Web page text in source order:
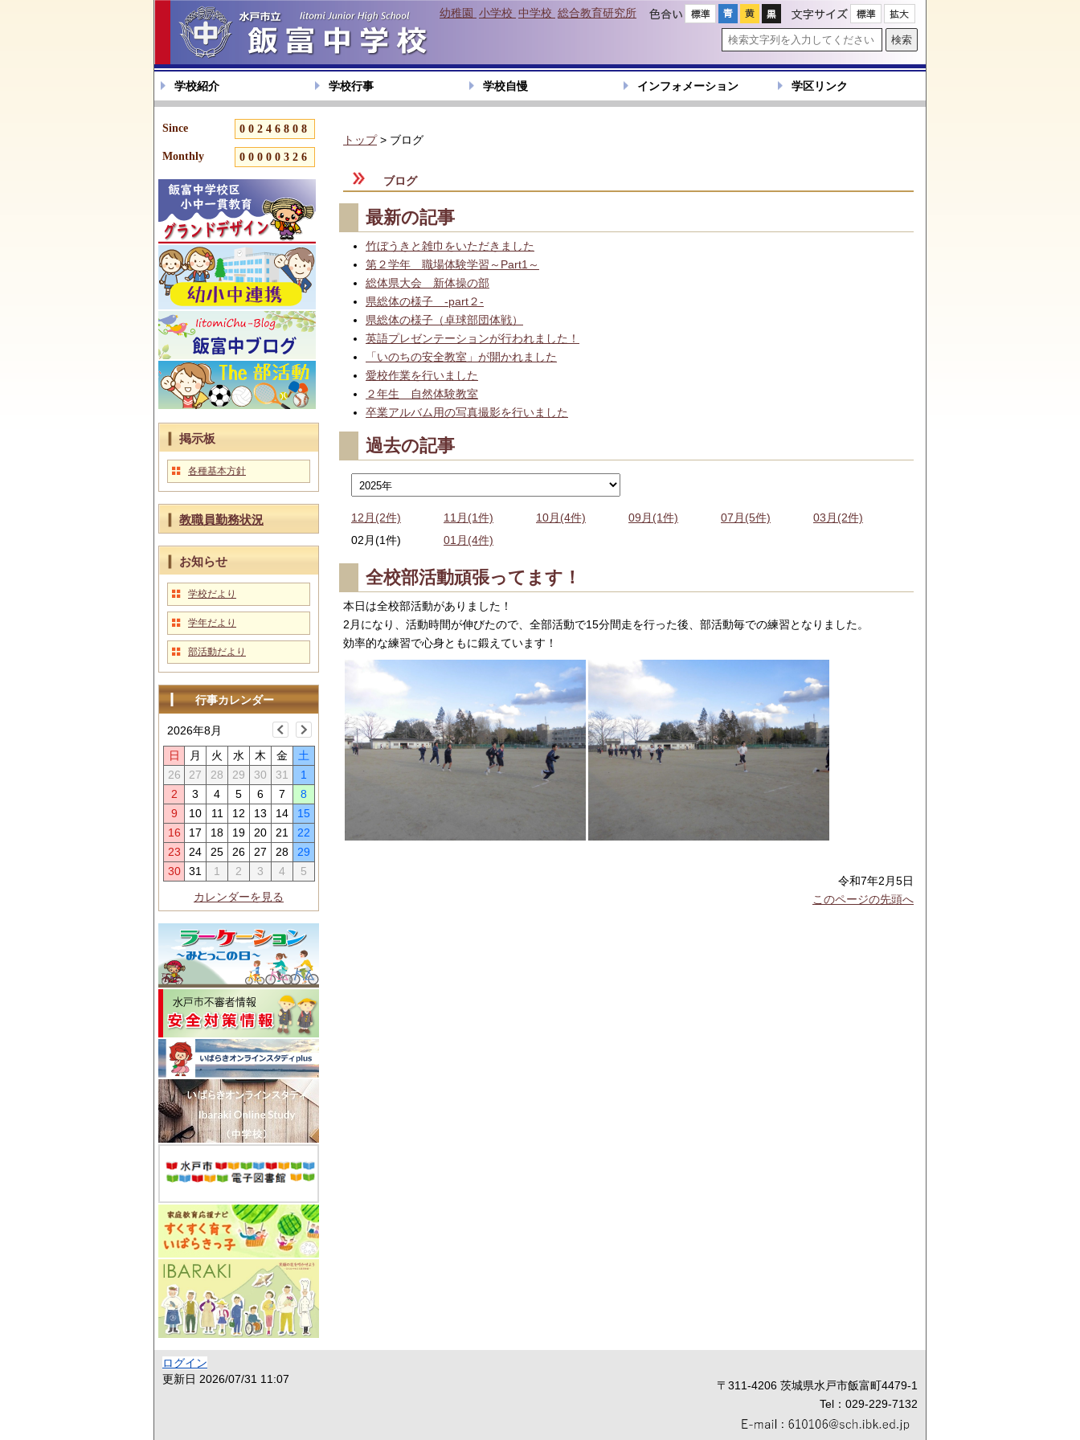
色合い 文字サイズ
幼稚園 小学校 中学校 総合教育研究所
学校紹介 学校行事 学校自慢 インフォメーション 学区リンク
Since 00246808
Monthly 00000326
掲示板
各種基本方針
教職員勤務状況
お知らせ
学校だより
学年だより
部活動だより
行事カレンダー
2026年8月
日 月 火 水 木 金
土
26
27 28 29 30 31
1
2
3 4 5 6 7
8
9
10 11 12 13 14
15
16
17 18 19 20 21
22
23
24 25 26 27 28
29
30
31 1 2 3 4
5
カレンダーを見る
トップ> ブログ
ブログ
最新の記事
竹ぼうきと雑巾をいただきました
第２学年 職場体験学習～Part1～
総体県大会 新体操の部
県総体の様子 -part２-
県総体の様子（卓球部団体戦）
英語プレゼンテーションが行われました！
「いのちの安全教室」が開かれました
愛校作業を行いました
２年生 自然体験教室
卒業アルバム用の写真撮影を行いました
過去の記事
12月(2件) 11月(1件) 10月(4件) 09月(1件) 07月(5件)
03月(2件)
02月(1件)
01月(4件)
全校部活動頑張ってます！
本日は全校部活動がありました！
2月になり、活動時間が伸びたので、全部活動で15分間走を行った後、部活動毎での練習となりました。
効率的な練習で心身ともに鍛えています！
令和7年2月5日
このページの先頭へ
更新日 2026/07/31 11:07
ログイン
〒311-4206 茨城県水戸市飯富町4479-1
Tel：029-229-7132